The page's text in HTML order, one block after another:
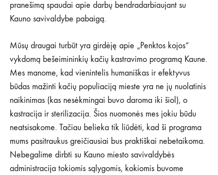
pranešimą spaudai apie darbų bendradarbiaujant su
Kauno savivaldybe pabaigą.
Mūsų draugai turbūt yra girdėję apie „Penktos kojos“
vykdomą bešeimininkių kačių kastravimo programą Kaune.
Mes manome, kad vienintelis humaniškas ir efektyvus
būdas mažinti kačių populiaciją mieste yra ne jų nuolatinis
naikinimas (kas nesėkmingai buvo daroma iki šiol), o
kastracija ir sterilizacija. Šios nuomonės mes jokiu būdu
neatsisakome. Tačiau belieka tik liūdėti, kad ši programa
mums pasitraukus greičiausiai bus praktiškai nebetaikoma.
Nebegalime dirbti su Kauno miesto savivaldybės
administracija tokiomis sąlygomis, kokiomis buvome